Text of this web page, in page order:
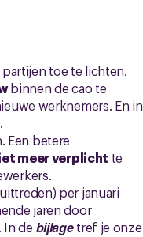
toe te lichten.
binnen de cao te
werknemers. En in
Een betere
meer verplicht te
per januari
jaren door
de bijlagetref je onze